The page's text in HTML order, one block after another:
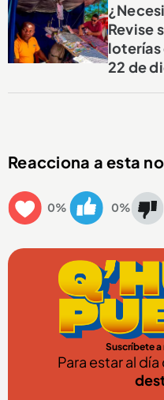
Revise
loterías
22 de
Reacciona a esta
0% 0%
Suscríbete
Para estar al